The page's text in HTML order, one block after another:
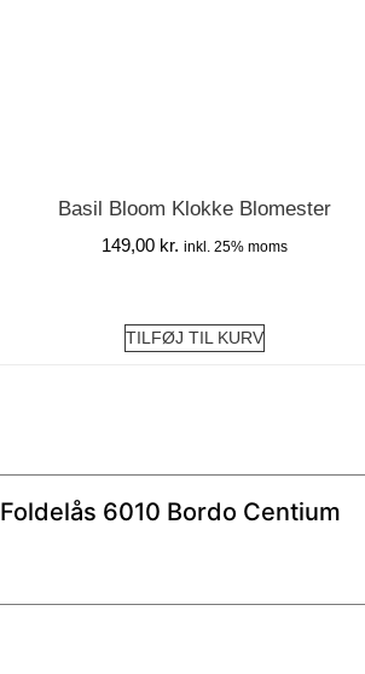
Basil Bloom Klokke Blomester
149,00 kr. inkl. 25% moms
TILFØJ TIL KURV
Foldelås 6010 Bordo Centium